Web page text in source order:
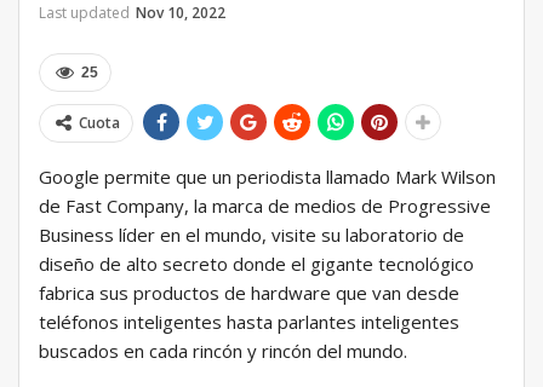
Last updated Nov 10, 2022
25
Cuota
Google permite que un periodista llamado Mark Wilson
de Fast Company, la marca de medios de Progressive
Business líder en el mundo, visite su laboratorio de
diseño de alto secreto donde el gigante tecnológico
fabrica sus productos de hardware que van desde
teléfonos inteligentes hasta parlantes inteligentes
buscados en cada rincón y rincón del mundo.